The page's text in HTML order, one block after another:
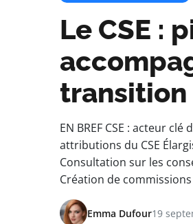
Le CSE :
transition
EN BREF CSE : acteur
attributions du CSE
Consultation sur les
Création de
Emma Dufour19